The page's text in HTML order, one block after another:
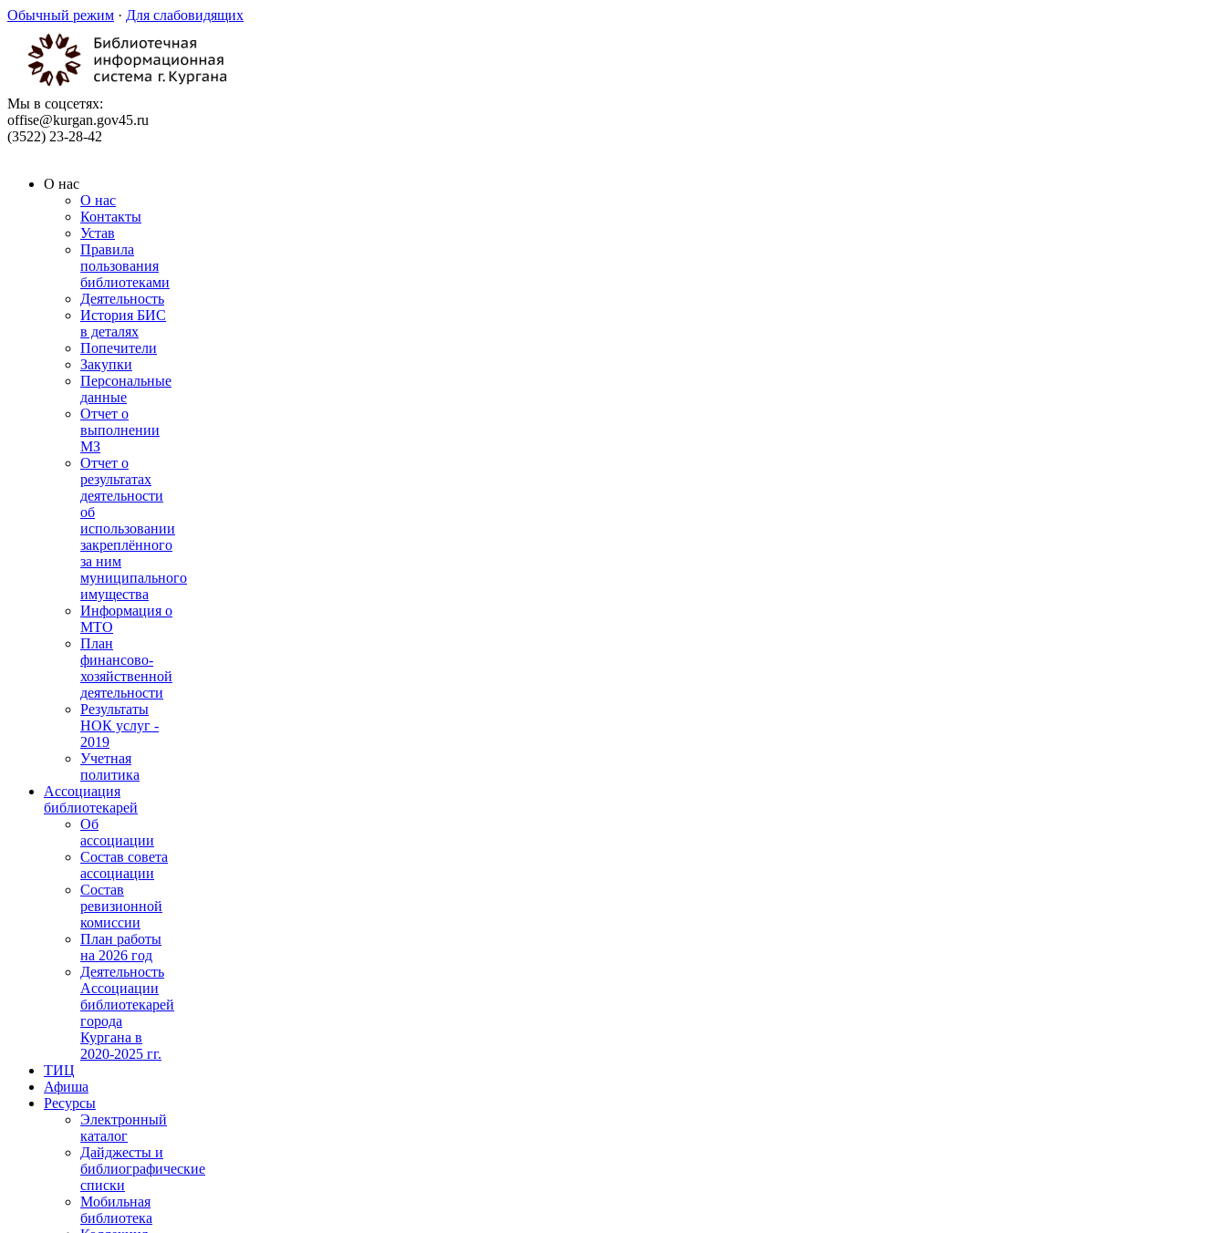
Обычный режим · Для слабовидящих
Мы в соцсетях:
offise@kurgan.gov45.ru
(3522) 23-28-42
О нас
О нас
Контакты
Устав
Правила
пользования
библиотеками
Деятельность
История БИС
в деталях
Попечители
Закупки
Персональные
данные
Отчет о
выполнении
МЗ
Отчет о
результатах
деятельности
об
использовании
закреплённого
за ним
муниципального
имущества
Информация о
МТО
План
финансово-
хозяйственной
деятельности
Результаты
НОК услуг -
2019
Учетная
политика
Ассоциация
библиотекарей
Об
ассоциации
Состав совета
ассоциации
Состав
ревизионной
комиссии
План работы
на 2026 год
Деятельность
Ассоциации
библиотекарей
города
Кургана в
2020-2025 гг.
ТИЦ
Афиша
Ресурсы
Электронный
каталог
Дайджесты и
библиографические
списки
Мобильная
библиотека